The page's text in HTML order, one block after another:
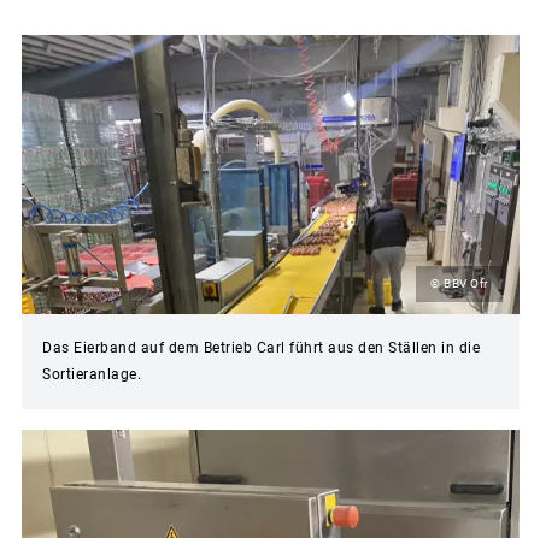
© BBV Ofr
Das Eierband auf dem Betrieb Carl führt aus den Ställen in die
Sortieranlage.